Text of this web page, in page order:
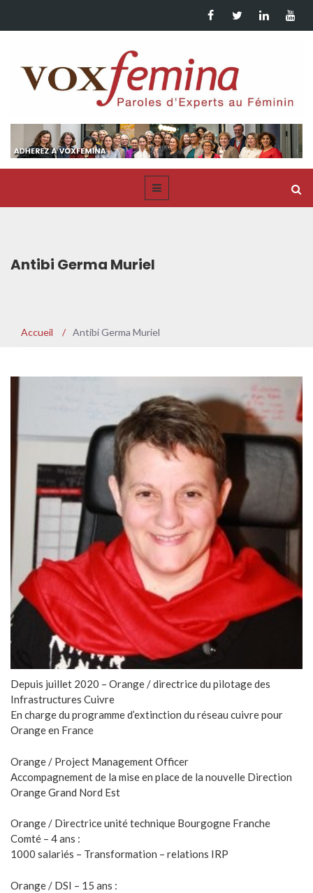
Antibi Germa Muriel
Accueil / Antibi Germa Muriel
Depuis juillet 2020 – Orange / directrice du pilotage des
Infrastructures Cuivre
En charge du programme d’extinction du réseau cuivre pour
Orange en France
Orange / Project Management Officer
Accompagnement de la mise en place de la nouvelle Direction
Orange Grand Nord Est
Orange / Directrice unité technique Bourgogne Franche
Comté – 4 ans :
1000 salariés – Transformation – relations IRP
Orange / DSI – 15 ans :